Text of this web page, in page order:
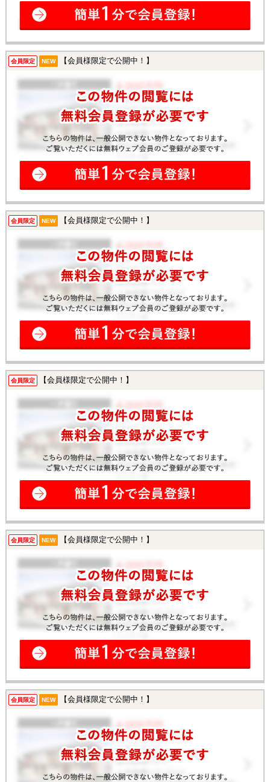
会員限定 NEW 【会員様限定で公開中！】
会員限定 NEW 【会員様限定で公開中！】
会員限定 【会員様限定で公開中！】
会員限定 NEW 【会員様限定で公開中！】
会員限定 NEW 【会員様限定で公開中！】